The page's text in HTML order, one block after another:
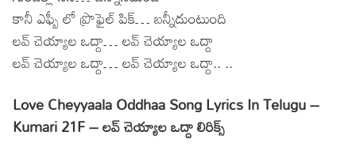
కానీ ఎఫ్బీ లో ప్రొఫైల్ పిక్… బన్నీదుంటుంది
లవ్ చెయ్యాల ఒద్దా… లవ్ చెయ్యాల ఒద్దా
లవ్ చెయ్యాల ఒద్దా… లవ్ చెయ్యాల ఒద్దా.. ..
Love Cheyyaala Oddhaa Song Lyrics In Telugu –
Kumari 21F – లవ్ చెయ్యాల ఒద్దా లిరిక్స్